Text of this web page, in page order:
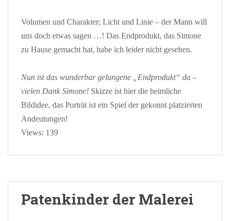
Volumen und Charakter; Licht und Linie – der Mann will
uns doch etwas sagen …! Das Endprodukt, das Simone
zu Hause gemacht hat, habe ich leider nicht gesehen.
Nun ist das wunderbar gelungene „Endprodukt“ da –
vielen Dank Simone! Skizze ist hier die heimliche
Bildidee, das Porträt ist ein Spiel der gekonnt platzierten
Andeutungen!
Views: 139
Patenkinder der Malerei